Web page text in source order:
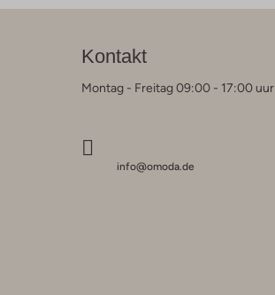
Kontakt
Montag - Freitag 09:00 - 17:00 uur
info@omoda.de